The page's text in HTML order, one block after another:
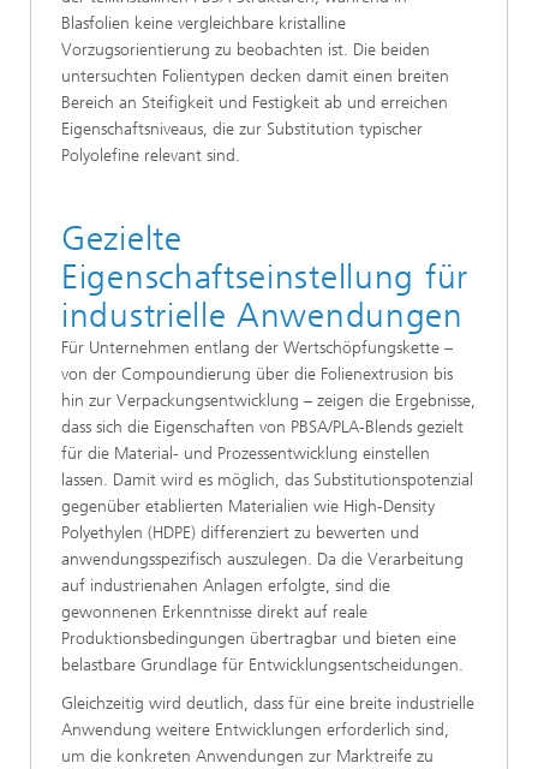
Blasfolien keine vergleichbare kristalline
Vorzugsorientierung zu beobachten ist. Die beiden
untersuchten Folientypen decken damit einen breiten
Bereich an Steifigkeit und Festigkeit ab und erreichen
Eigenschaftsniveaus, die zur Substitution typischer
Polyolefine relevant sind.
Gezielte
Eigenschaftseinstellung für
industrielle Anwendungen
Für Unternehmen entlang der Wertschöpfungskette –
von der Compoundierung über die Folienextrusion bis
hin zur Verpackungsentwicklung – zeigen die Ergebnisse,
dass sich die Eigenschaften von PBSA/PLA-Blends gezielt
für die Material- und Prozessentwicklung einstellen
lassen. Damit wird es möglich, das Substitutionspotenzial
gegenüber etablierten Materialien wie High-Density
Polyethylen (HDPE) differenziert zu bewerten und
anwendungsspezifisch auszulegen. Da die Verarbeitung
auf industrienahen Anlagen erfolgte, sind die
gewonnenen Erkenntnisse direkt auf reale
Produktionsbedingungen übertragbar und bieten eine
belastbare Grundlage für Entwicklungsentscheidungen.
Gleichzeitig wird deutlich, dass für eine breite industrielle
Anwendung weitere Entwicklungen erforderlich sind,
um die konkreten Anwendungen zur Marktreife zu